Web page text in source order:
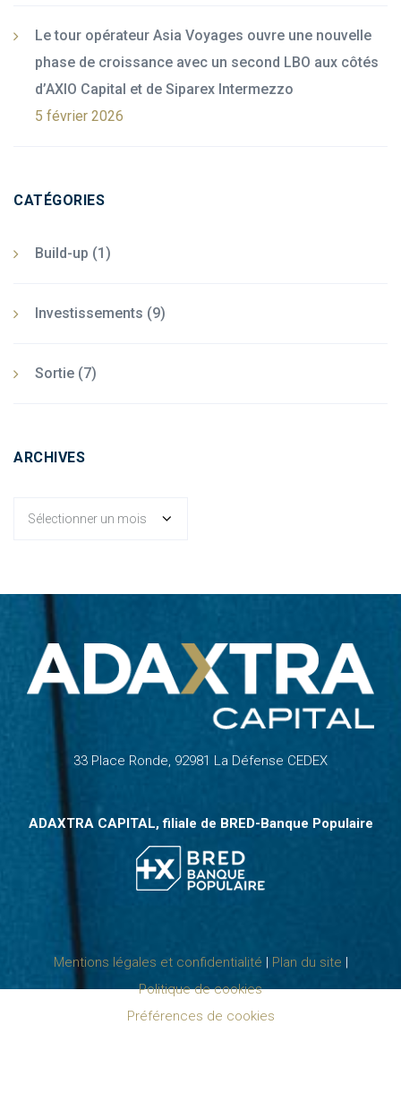
Le tour opérateur Asia Voyages ouvre une nouvelle
phase de croissance avec un second LBO aux côtés
d’AXIO Capital et de Siparex Intermezzo
5 février 2026
CATÉGORIES
Build-up (1)
Investissements (9)
Sortie (7)
ARCHIVES
Archives
33 Place Ronde, 92981 La Défense CEDEX
ADAXTRA CAPITAL, filiale de BRED-Banque Populaire
Mentions légales et confidentialité | Plan du site |
Politique de cookies
Préférences de cookies